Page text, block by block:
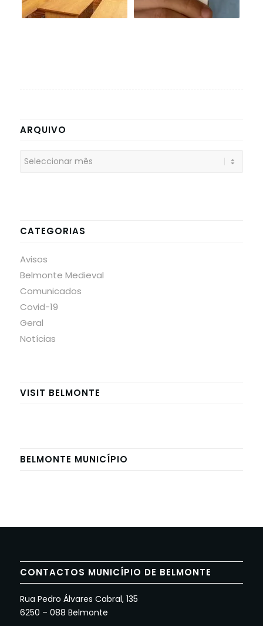
ARQUIVO
CATEGORIAS
Avisos
Belmonte Medieval
Comunicados
Covid-19
Geral
Notícias
VISIT BELMONTE
BELMONTE MUNICÍPIO
CONTACTOS MUNICÍPIO DE BELMONTE
Rua Pedro Álvares Cabral, 135
6250 – 088 Belmonte